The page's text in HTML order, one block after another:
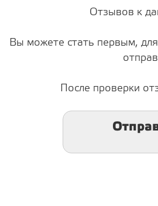
Отзывов к
Вы можете стать первым,
После проверки